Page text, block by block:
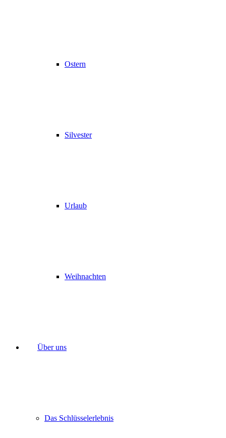
Ostern
Silvester
Urlaub
Weihnachten
Über uns
Das Schlüsselerlebnis